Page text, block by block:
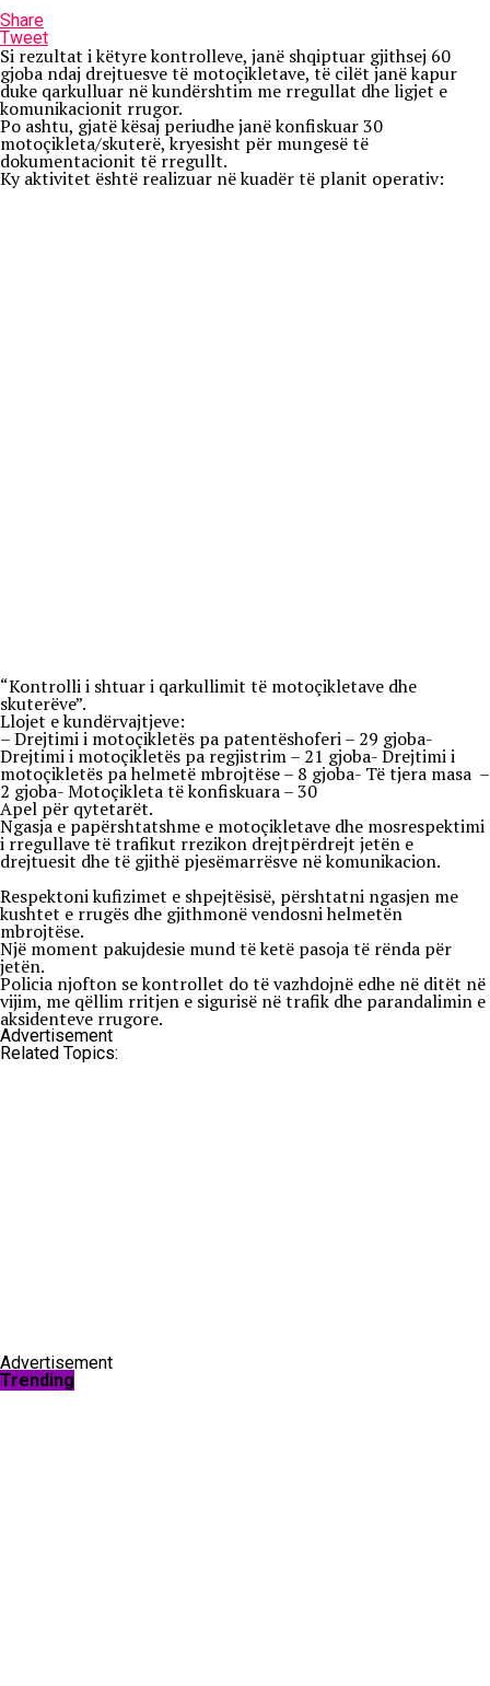
Share
Tweet
Si rezultat i këtyre kontrolleve, janë shqiptuar gjithsej 60
gjoba ndaj drejtuesve të motoçikletave, të cilët janë kapur
duke qarkulluar në kundërshtim me rregullat dhe ligjet e
komunikacionit rrugor.
Po ashtu, gjatë kësaj periudhe janë konfiskuar 30
motoçikleta/skuterë, kryesisht për mungesë të
dokumentacionit të rregullt.
Ky aktivitet është realizuar në kuadër të planit operativ:
“Kontrolli i shtuar i qarkullimit të motoçikletave dhe
skuterëve”.
Llojet e kundërvajtjeve:
– Drejtimi i motoçikletës pa patentëshoferi – 29 gjoba-
Drejtimi i motoçikletës pa regjistrim – 21 gjoba- Drejtimi i
motoçikletës pa helmetë mbrojtëse – 8 gjoba- Të tjera masa –
2 gjoba- Motoçikleta të konfiskuara – 30
Apel për qytetarët.
Ngasja e papërshtatshme e motoçikletave dhe mosrespektimi
i rregullave të trafikut rrezikon drejtpërdrejt jetën e
drejtuesit dhe të gjithë pjesëmarrësve në komunikacion.
Respektoni kufizimet e shpejtësisë, përshtatni ngasjen me
kushtet e rrugës dhe gjithmonë vendosni helmetën
mbrojtëse.
Një moment pakujdesie mund të ketë pasoja të rënda për
jetën.
Policia njofton se kontrollet do të vazhdojnë edhe në ditët në
vijim, me qëllim rritjen e sigurisë në trafik dhe parandalimin e
aksidenteve rrugore.
Advertisement
Related Topics:
Advertisement
Trending